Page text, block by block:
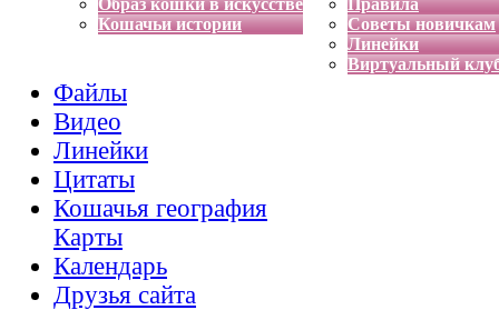
Кошачьи истории
Советы новичкам
Линейки
Виртуальный
Файлы
Видео
Линейки
Цитаты
Кошачья география
Карты
Календарь
Друзья сайта